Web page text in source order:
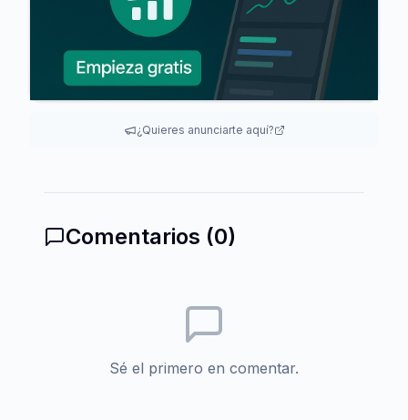
¿Quieres anunciarte aquí?
Comentarios (0)
Sé el primero en comentar.